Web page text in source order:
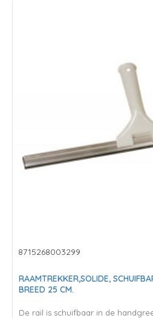
8715268003299
RAAMTREKKER,SOLIDE,
BREED 25 CM.
De rail is schuifbaar in de